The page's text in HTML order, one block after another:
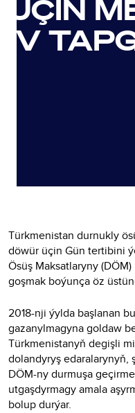
ÜÇIN
IV
Türkmenistan durnukly
döwür üçin Gün tertibini
Ösüş Maksatlaryny
goşmak boýunça öz
2018-nji ýylda başlanan
gazanylmagyna goldaw
Türkmenistanyň degişli
dolandyryş
DÖM-ny durmuşa
utgaşdyrmagy amala
bolup durýar.